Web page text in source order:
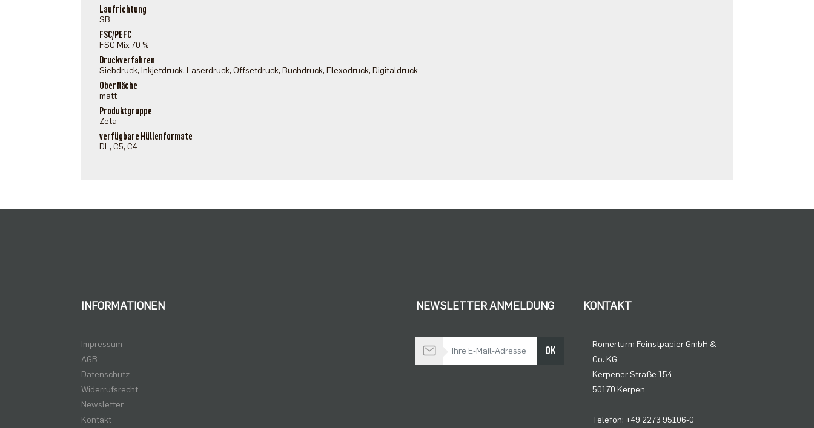
Laufrichtung
SB
FSC/PEFC
FSC Mix 70 %
Druckverfahren
Siebdruck, Inkjetdruck, Laserdruck, Offsetdruck, Buchdruck, Flexodruck, Digitaldruck
Oberfläche
matt
Produktgruppe
Zeta
verfügbare Hüllenformate
DL, C5, C4
INFORMATIONEN
Impressum
AGB
Datenschutz
Widerrufsrecht
Newsletter
Kontakt
NEWSLETTER ANMELDUNG
Bleiben Sie auf dem Laufenden OK
KONTAKT
Römerturm Feinstpapier GmbH &
Co. KG
Kerpener Straße 154
50170 Kerpen
Telefon: +49 2273 95106-0